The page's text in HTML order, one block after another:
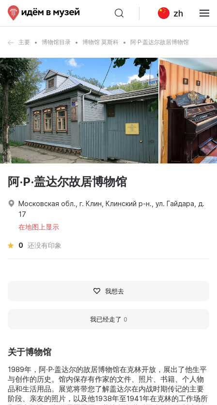
zh
主要 博物馆目录 博物馆 莫斯科 阿·P·盖达尔故居博物馆
关于博物馆
1989年，阿·P·盖达尔的故居博物馆在克林开放，展出了他生平
与创作的历史。馆内保存有作家的文件、照片、书籍、个人物
品和生活用品。展览将带您了解盖达尔在内战时期传记的主要
阶段、亲友的照片，以及他1938年至1941年在克林的工作场所
阿·P·盖达尔故居博物馆
Московская обл., г. Клин, Клинский р-н., ул. Гайдара, д.
17
在地图上显示
0 还没有印象
我想去
我已经走了 0